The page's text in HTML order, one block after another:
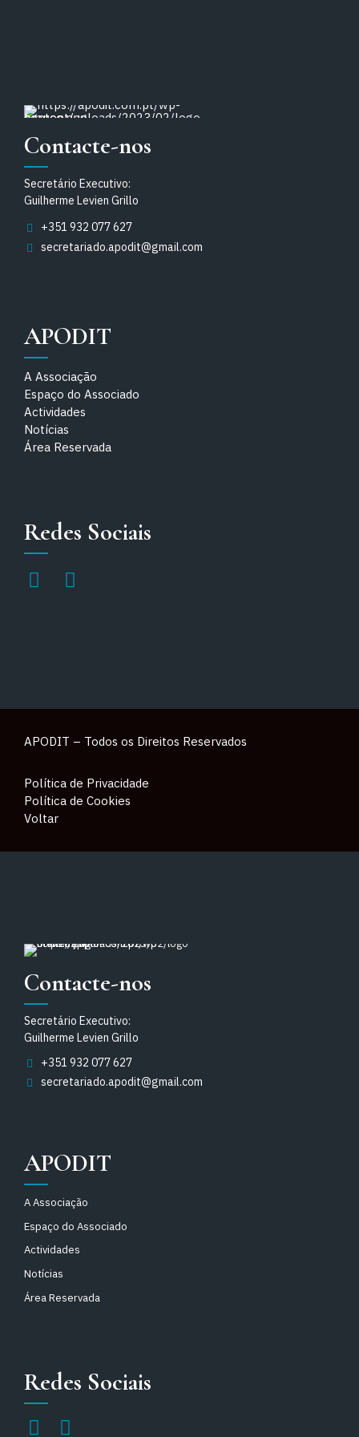
Contacte-nos
Secretário Executivo:
Guilherme Levien Grillo
+351 932 077 627
secretariado.apodit@gmail.com
APODIT
A Associação
Espaço do Associado
Actividades
Notícias
Área Reservada
Redes Sociais
APODIT – Todos os Direitos Reservados
Política de Privacidade
Política de Cookies
Voltar
Contacte-nos
Secretário Executivo:
Guilherme Levien Grillo
+351 932 077 627
secretariado.apodit@gmail.com
APODIT
A Associação
Espaço do Associado
Actividades
Notícias
Área Reservada
Redes Sociais